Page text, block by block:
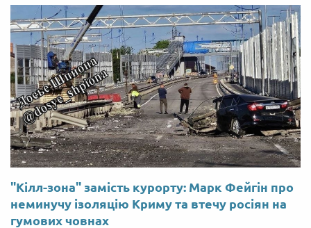
"Кілл-зона" замість курорту: Марк Фейгін про
неминучу ізоляцію Криму та втечу росіян на
гумових човнах